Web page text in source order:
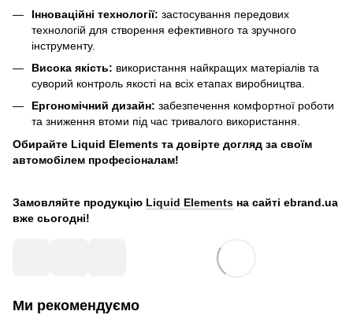
Інноваційні технології: застосування передових
технологій для створення ефективного та зручного
інструменту.
Висока якість: використання найкращих матеріалів та
суворий контроль якості на всіх етапах виробництва.
Ергономічний дизайн: забезпечення комфортної роботи
та зниження втоми під час тривалого використання.
Обирайте Liquid Elements та довірте догляд за своїм
автомобілем професіоналам!
Замовляйте продукцію Liquid Elements на сайті ebrand.ua
вже сьогодні!
Ми рекомендуємо